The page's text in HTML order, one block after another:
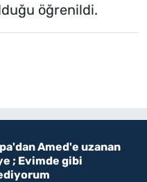
öğrenildi.
Amed'e uzanan
; Evimde gibi